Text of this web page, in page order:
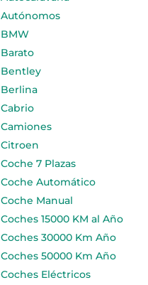
Autónomos
BMW
Barato
Bentley
Berlina
Cabrio
Camiones
Citroen
Coche 7 Plazas
Coche Automático
Coche Manual
Coches 15000 KM al Año
Coches 30000 Km Año
Coches 50000 Km Año
Coches Eléctricos